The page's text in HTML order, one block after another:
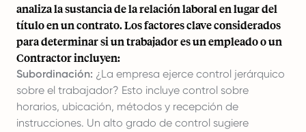
analiza la sustancia de la relación laboral en lugar del
título en un contrato. Los factores clave considerados
para determinar si un trabajador es un empleado o un
Contractor incluyen:
Subordinación: ¿La empresa ejerce control jerárquico
sobre el trabajador? Esto incluye control sobre
horarios, ubicación, métodos y recepción de
instrucciones. Un alto grado de control sugiere